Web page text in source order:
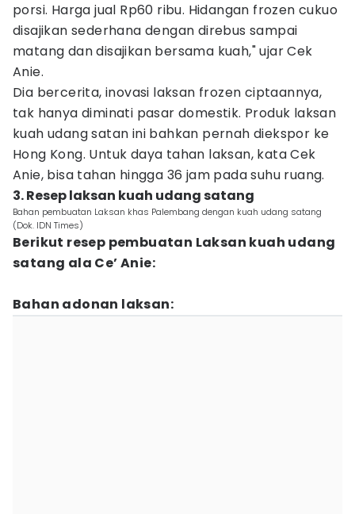
porsi. Harga jual Rp60 ribu. Hidangan frozen cukuo
disajikan sederhana dengan direbus sampai
matang dan disajikan bersama kuah," ujar Cek
Anie.
Dia bercerita, inovasi laksan frozen ciptaannya,
tak hanya diminati pasar domestik. Produk laksan
kuah udang satan ini bahkan pernah diekspor ke
Hong Kong. Untuk daya tahan laksan, kata Cek
Anie, bisa tahan hingga 36 jam pada suhu ruang.
3. Resep laksan kuah udang satang
Bahan pembuatan Laksan khas Palembang dengan kuah udang satang
(Dok. IDN Times)
Berikut resep pembuatan Laksan kuah udang
satang ala Ce’ Anie:
Bahan adonan laksan: